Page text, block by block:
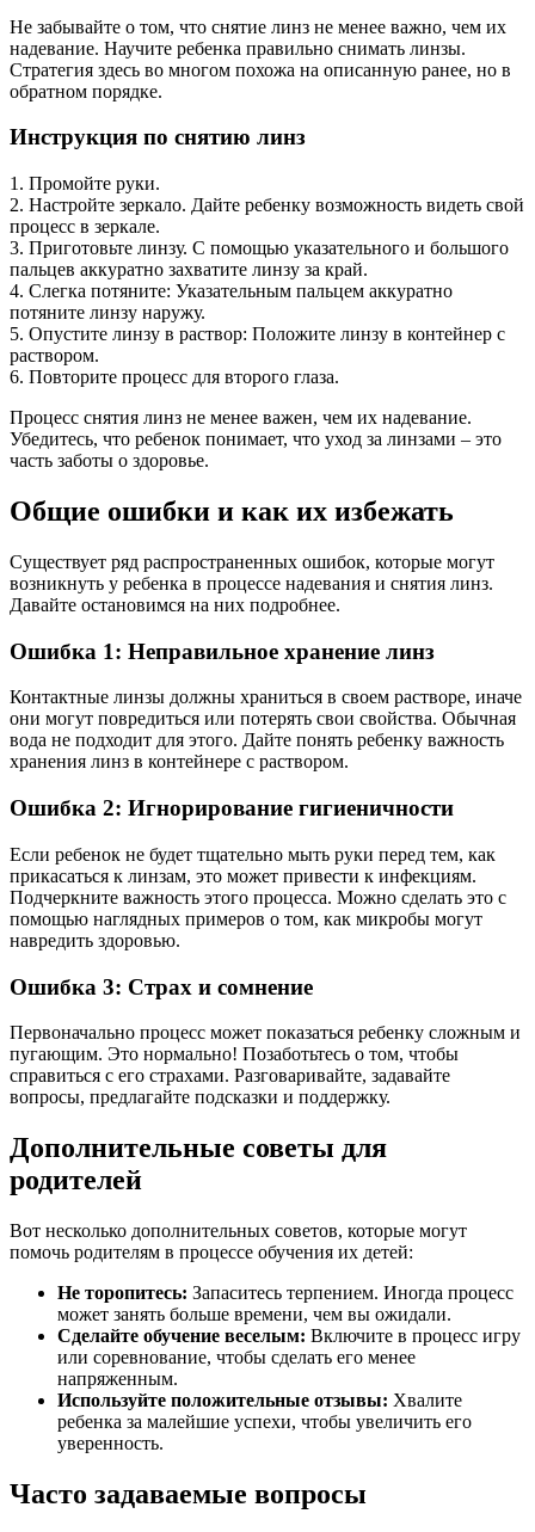
Не забывайте о том, что снятие линз не менее важно, чем их
надевание. Научите ребенка правильно снимать линзы.
Стратегия здесь во многом похожа на описанную ранее, но в
обратном порядке.
Инструкция по снятию линз
1. Промойте руки.
2. Настройте зеркало. Дайте ребенку возможность видеть свой
процесс в зеркале.
3. Приготовьте линзу. С помощью указательного и большого
пальцев аккуратно захватите линзу за край.
4. Слегка потяните: Указательным пальцем аккуратно
потяните линзу наружу.
5. Опустите линзу в раствор: Положите линзу в контейнер с
раствором.
6. Повторите процесс для второго глаза.
Процесс снятия линз не менее важен, чем их надевание.
Убедитесь, что ребенок понимает, что уход за линзами – это
часть заботы о здоровье.
Общие ошибки и как их избежать
Существует ряд распространенных ошибок, которые могут
возникнуть у ребенка в процессе надевания и снятия линз.
Давайте остановимся на них подробнее.
Ошибка 1: Неправильное хранение линз
Контактные линзы должны храниться в своем растворе, иначе
они могут повредиться или потерять свои свойства. Обычная
вода не подходит для этого. Дайте понять ребенку важность
хранения линз в контейнере с раствором.
Ошибка 2: Игнорирование гигиеничности
Если ребенок не будет тщательно мыть руки перед тем, как
прикасаться к линзам, это может привести к инфекциям.
Подчеркните важность этого процесса. Можно сделать это с
помощью наглядных примеров о том, как микробы могут
навредить здоровью.
Ошибка 3: Страх и сомнение
Первоначально процесс может показаться ребенку сложным и
пугающим. Это нормально! Позаботьтесь о том, чтобы
справиться с его страхами. Разговаривайте, задавайте
вопросы, предлагайте подсказки и поддержку.
Дополнительные советы для
родителей
Вот несколько дополнительных советов, которые могут
помочь родителям в процессе обучения их детей:
Не торопитесь: Запаситесь терпением. Иногда процесс
может занять больше времени, чем вы ожидали.
Сделайте обучение веселым: Включите в процесс игру
или соревнование, чтобы сделать его менее
напряженным.
Используйте положительные отзывы: Хвалите
ребенка за малейшие успехи, чтобы увеличить его
уверенность.
Часто задаваемые вопросы